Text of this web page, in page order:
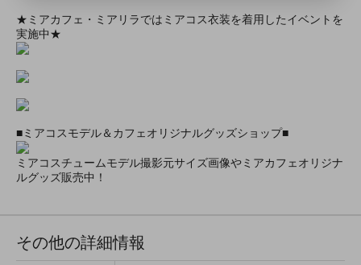
★ミアカフェ・ミアリラではミアコス衣装を着用したイベントを
実施中★
■ミアコスモデル＆カフェオリジナルグッズショップ■
ミアコスチュームモデル撮影元サイズ画像やミアカフェオリジナ
ルグッズ販売中！
その他の詳細情報